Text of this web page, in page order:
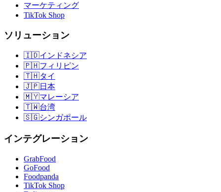
マーケティング
TikTok Shop
ソリューション
🇮🇩インドネシア
🇵🇭フィリピン
🇹🇭タイ
🇯🇵日本
🇲🇾マレーシア
🇹🇼台湾
🇸🇬シンガポール
インテグレーション
GrabFood
GoFood
Foodpanda
TikTok Shop